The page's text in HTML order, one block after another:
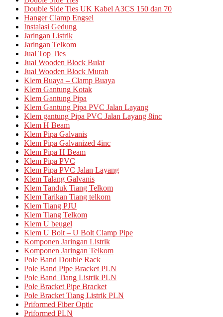
Double Side Ties UK Kabel A3CS 150 dan 70
Hanger Clamp Engsel
Instalasi Gedung
Jaringan Listrik
Jaringan Telkom
Jual Top Ties
Jual Wooden Block Bulat
Jual Wooden Block Murah
Klem Buaya – Clamp Buaya
Klem Gantung Kotak
Klem Gantung Pipa
Klem Gantung Pipa PVC Jalan Layang
Klem gantung Pipa PVC Jalan Layang 8inc
Klem H Beam
Klem Pipa Galvanis
Klem Pipa Galvanized 4inc
Klem Pipa H Beam
Klem Pipa PVC
Klem Pipa PVC Jalan Layang
Klem Talang Galvanis
Klem Tanduk Tiang Telkom
Klem Tarikan Tiang telkom
Klem Tiang PJU
Klem Tiang Telkom
Klem U beugel
Klem U Bolt – U Bolt Clamp Pipe
Komponen Jaringan Listrik
Komponen Jaringan Telkom
Pole Band Double Rack
Pole Band Pipe Bracket PLN
Pole Band Tiang Listrik PLN
Pole Bracket Pipe Bracket
Pole Bracket Tiang Listrik PLN
Priformed Fiber Optic
Priformed PLN